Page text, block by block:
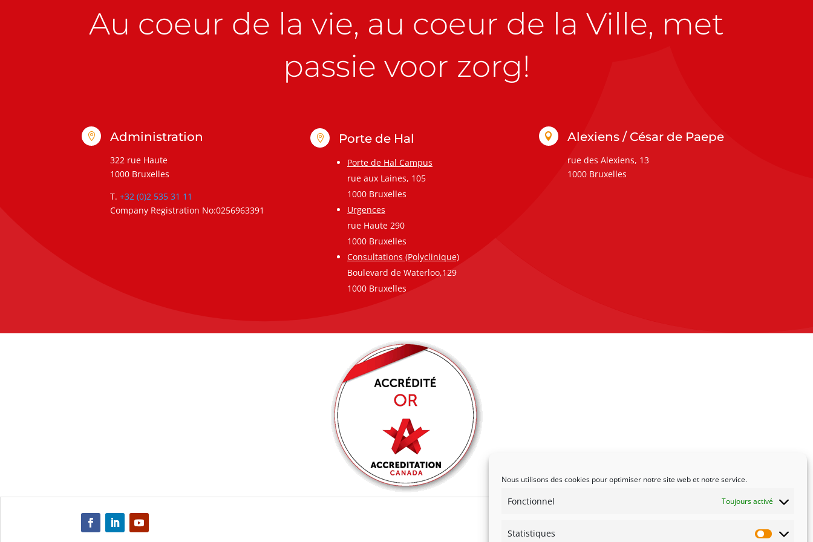
Nous utilisons des cookies pour optimiser notre site web et notre service.
Fonctionnel Toujours activé
Statistiques
Au coeur de la vie, au coeur de la Ville, met
passie voor zorg!
 Administration
322 rue Haute
1000 Bruxelles
T. +32 (0)2 535 31 11
Company Registration No:0256963391
 Porte de Hal
Porte de Hal Campus
rue aux Laines, 105
1000 Bruxelles
Urgences
rue Haute 290
1000 Bruxelles
Consultations (Polyclinique)
Boulevard de Waterloo,129
1000 Bruxelles
 Alexiens / César de Paepe
rue des Alexiens, 13
1000 Bruxelles